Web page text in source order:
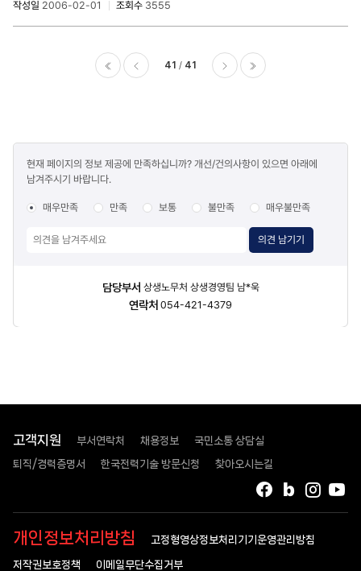
작성일 2006-02-01 조회수 3555
41 41
만족도
조사
현재 페이지의 정보 제공에 만족하십니까? 개선/건의사항이 있으면 아래에
남겨주시기 바랍니다.
매우만족 만족 보통 불만족 매우불만족
의견 남기기
담당부서 상생노무처 상생경영팀 남*욱
연락처 054-421-4379
고객지원 부서연락처 채용정보 국민소통 상담실
퇴직/경력증명서 한국전력기술 방문신청 찾아오시는길
인스
블로그
페이스북
개인정보처리방침 고정형영상정보처리기기운영관리방침
저작권보호정책 이메일무단수집거부